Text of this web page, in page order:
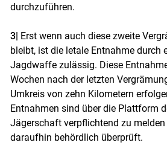
durchzuführen.
3| Erst wenn auch diese zweite
bleibt, ist die letale Entnahme durch
Jagdwaffe zulässig. Diese
Wochen nach der letzten
Umkreis von zehn Kilometern
Entnahmen sind über die Plattform
Jägerschaft verpflichtend zu melden
daraufhin behördlich überprüft.